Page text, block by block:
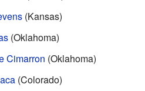
(Kansas)
(Oklahoma)
Cimarron (Oklahoma)
(Colorado)